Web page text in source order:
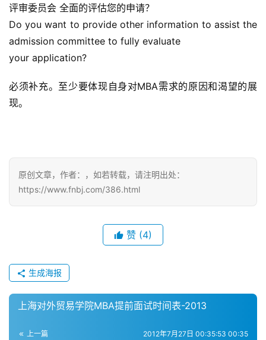
开
课
M
A
咨
询
评审委员会 全面的评估您的申请？
Do you want to provide other information to assist the
admission committee to fully evaluate
your application?
必须补充。至少要体现自身对MBA需求的原因和渴望的展
现。
原创文章，作者：，如若转载，请注明出处：
https://www.fnbj.com/386.html
赞 (4)
生成海报
上海对外贸易学院MBA提前面试时间表-2013
上一篇 2012年7月27日 00:35:53 00:35